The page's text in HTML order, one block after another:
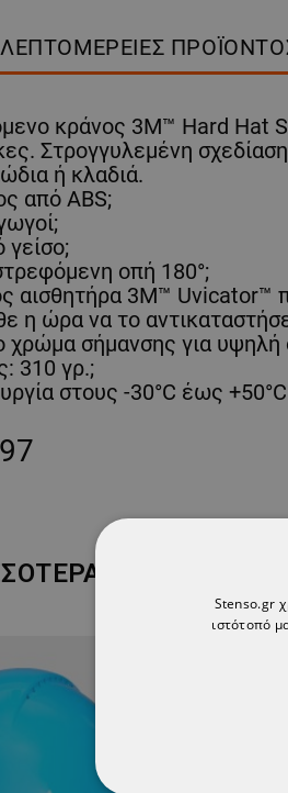
ΛΕΠΤΟΜΈΡΕΙΕΣ
κράνος 3M™ Hard Hat
Στρογγυλεμένη
ή κλαδιά.
από ABS;
γείσο;
οπή 180°;
αισθητήρα 3M™ Uvicator™
η ώρα να το
χρώμα σήμανσης για υψηλή
310 γρ.;
στους -30°C έως
Stenso.gr
ιστότοπό